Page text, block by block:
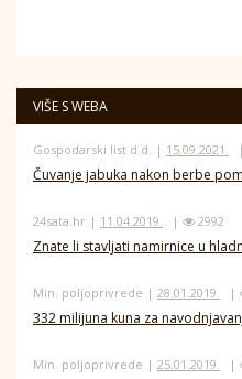
VIŠE S WEBA
Gospodarski list d.d. | 15.09.2021. |
Čuvanje jabuka nakon berbe
24sata.hr | 11.04.2019. | 2992
Znate li stavljati namirnice u
Min. poljoprivrede | 28.01.2019. |
332 milijuna kuna za
Min. poljoprivrede | 25.01.2019. |